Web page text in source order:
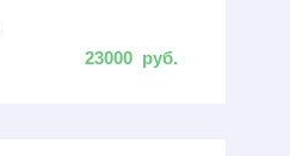
23000 руб.